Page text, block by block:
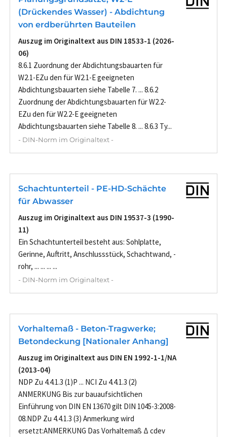
(Drückendes Wasser) - Abdichtung
von erdberührten Bauteilen
Auszug im Originaltext aus DIN 18533-1 (2026-
06)
8.6.1 Zuordnung der Abdichtungsbauarten für
W2.1-EZu den für W2.1-E geeigneten
Abdichtungsbauarten siehe Tabelle 7. ... 8.6.2
Zuordnung der Abdichtungsbauarten für W2.2-
EZu den für W2.2-E geeigneten
Abdichtungsbauarten siehe Tabelle 8. ... 8.6.3 Ty...
- DIN-Norm im Originaltext -
Schachtunterteil - PE-HD-Schächte
für Abwasser
Auszug im Originaltext aus DIN 19537-3 (1990-
11)
Ein Schachtunterteil besteht aus: Sohlplatte,
Gerinne, Auftritt, Anschlussstück, Schachtwand, -
rohr, ... ... ... ...
- DIN-Norm im Originaltext -
Vorhaltemaß - Beton-Tragwerke;
Betondeckung [Nationaler Anhang]
Auszug im Originaltext aus DIN EN 1992-1-1/NA
(2013-04)
NDP Zu 4.4.1.3 (1)P ... NCI Zu 4.4.1.3 (2)
ANMERKUNG Bis zur bauaufsichtlichen
Einführung von DIN EN 13670 gilt DIN 1045-3:2008-
08.NDP Zu 4.4.1.3 (3) Anmerkung wird
ersetzt:ANMERKUNG Das Vorhaltemaß Δ cdev